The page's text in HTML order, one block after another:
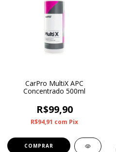
CarPro MultiX APC
Concentrado 500ml
R$99,90
R$94,91 com Pix